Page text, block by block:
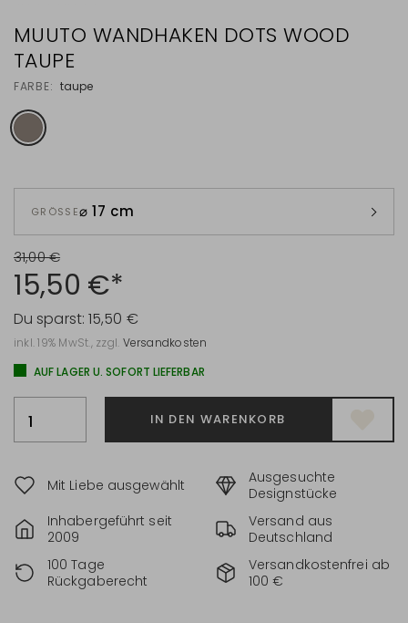
MUUTO WANDHAKEN DOTS WOOD
TAUPE
FARBE: taupe
GRÖSSE ⌀ 17 cm
31,00 €
15,50 €*
Du sparst:15,50 €
inkl. 19% MwSt., zzgl. Versandkosten
AUF LAGER U. SOFORT LIEFERBAR
IN DEN WARENKORB
Mit Liebe ausgewählt
Ausgesuchte
Designstücke
Inhabergeführt seit
2009
Versand aus
Deutschland
100 Tage
Rückgaberecht
Versandkostenfrei ab
100 €